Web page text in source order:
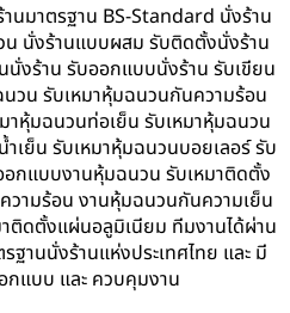
านมาตรฐาน BS-Standard นั่งร้าน
นั่งร้านแบบผสม รับติดตั้งนั่งร้าน
งร้าน รับออกแบบนั่งร้าน รับเขียน
วน รับเหมาหุ้มฉนวนกันความร้อน
าหุ้มฉนวนท่อเย็น รับเหมาหุ้มฉนวน
เย็น รับเหมาหุ้มฉนวนบอยเลอร์ รับ
กแบบงานหุ้มฉนวน รับเหมาติดตั้ง
ามร้อน งานหุ้มฉนวนกันความเย็น
ติดตั้งแผ่นอลูมิเนียม ทีมงานได้ผ่าน
านนั่งร้านแห่งประเทศไทย และ มี
กแบบ และ ควบคุมงาน